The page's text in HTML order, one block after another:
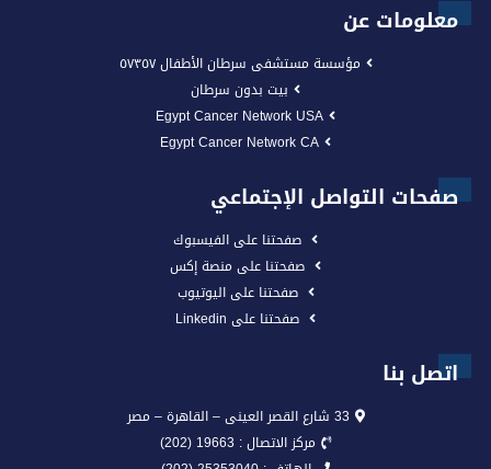
معلومات عن
مؤسسة مستشفى سرطان الأطفال ٥٧٣٥٧
بيت بدون سرطان
Egypt Cancer Network USA
Egypt Cancer Network CA
صفحات التواصل الإجتماعي
صفحتنا على الفيسبوك
صفحتنا على منصة إكس
صفحتنا على اليوتيوب
صفحتنا على Linkedin
اتصل بنا
33 شارع القصر العينى – القاهرة – مصر
مركز الاتصال : 19663 (202)